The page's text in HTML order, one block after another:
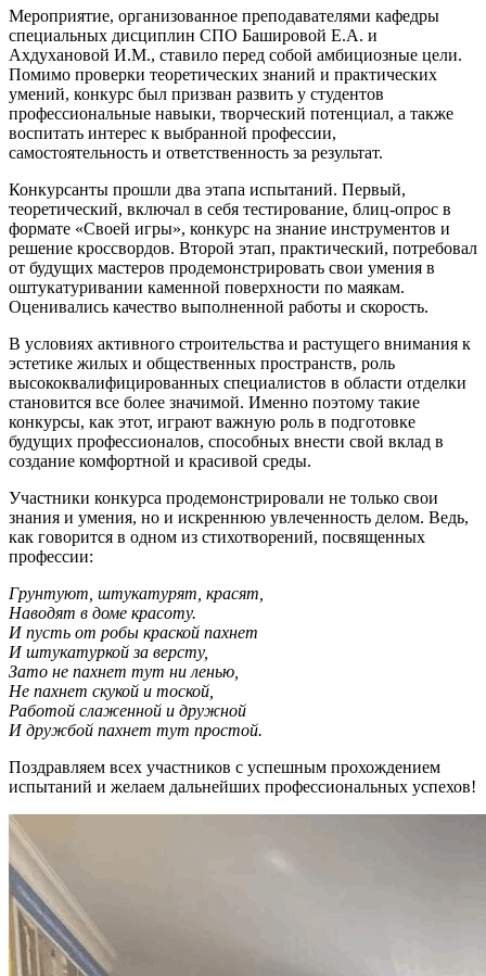
Мероприятие, организованное преподавателями кафедры
специальных дисциплин СПО Башировой Е.А. и
Ахдухановой И.М., ставило перед собой амбициозные цели.
Помимо проверки теоретических знаний и практических
умений, конкурс был призван развить у студентов
профессиональные навыки, творческий потенциал, а также
воспитать интерес к выбранной профессии,
самостоятельность и ответственность за результат.
Конкурсанты прошли два этапа испытаний. Первый,
теоретический, включал в себя тестирование, блиц-опрос в
формате «Своей игры», конкурс на знание инструментов и
решение кроссвордов. Второй этап, практический, потребовал
от будущих мастеров продемонстрировать свои умения в
оштукатуривании каменной поверхности по маякам.
Оценивались качество выполненной работы и скорость.
В условиях активного строительства и растущего внимания к
эстетике жилых и общественных пространств, роль
высококвалифицированных специалистов в области отделки
становится все более значимой. Именно поэтому такие
конкурсы, как этот, играют важную роль в подготовке
будущих профессионалов, способных внести свой вклад в
создание комфортной и красивой среды.
Участники конкурса продемонстрировали не только свои
знания и умения, но и искреннюю увлеченность делом. Ведь,
как говорится в одном из стихотворений, посвященных
профессии:
Грунтуют, штукатурят, красят,
Наводят в доме красоту.
И пусть от робы краской пахнет
И штукатуркой за версту,
Зато не пахнет тут ни ленью,
Не пахнет скукой и тоской,
Работой слаженной и дружной
И дружбой пахнет тут простой.
Поздравляем всех участников с успешным прохождением
испытаний и желаем дальнейших профессиональных успехов!